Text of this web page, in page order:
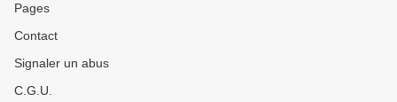
Pages
Contact
Signaler un abus
C.G.U.